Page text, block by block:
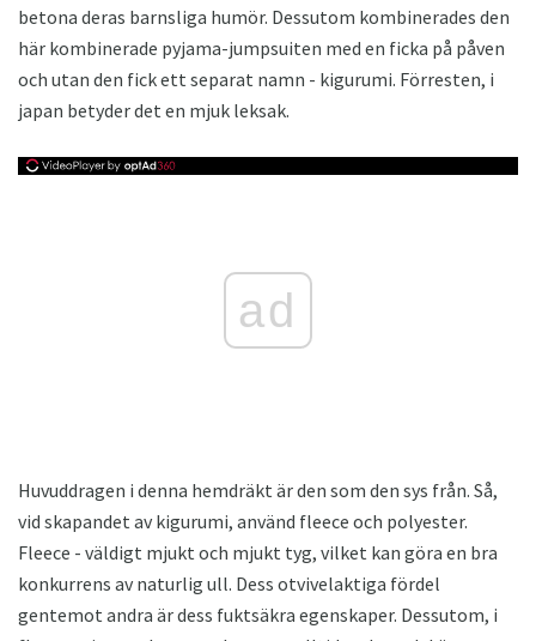
betona deras barnsliga humör. Dessutom kombinerades den
här kombinerade pyjama-jumpsuiten med en ficka på påven
och utan den fick ett separat namn - kigurumi. Förresten, i
japan betyder det en mjuk leksak.
ad
Huvuddragen i denna hemdräkt är den som den sys från. Så,
vid skapandet av kigurumi, använd fleece och polyester.
Fleece - väldigt mjukt och mjukt tyg, vilket kan göra en bra
konkurrens av naturlig ull. Dess otvivelaktiga fördel
gentemot andra är dess fuktsäkra egenskaper. Dessutom, i